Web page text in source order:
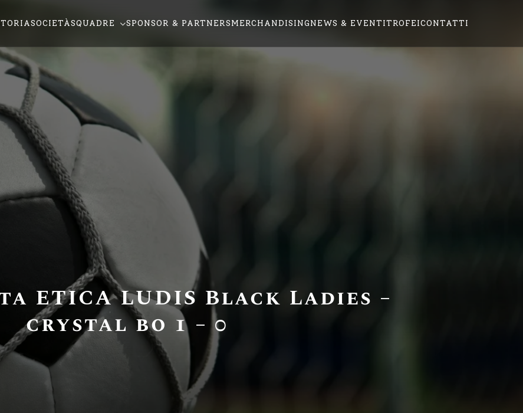
SOCIETÀSQUADRE SPONSOR & PARTNERSMERCHANDISINGNEWS & EVENTITROFEICONTATTI
ETICA LUDIS Black Ladies –
crystal bo 1 – 0